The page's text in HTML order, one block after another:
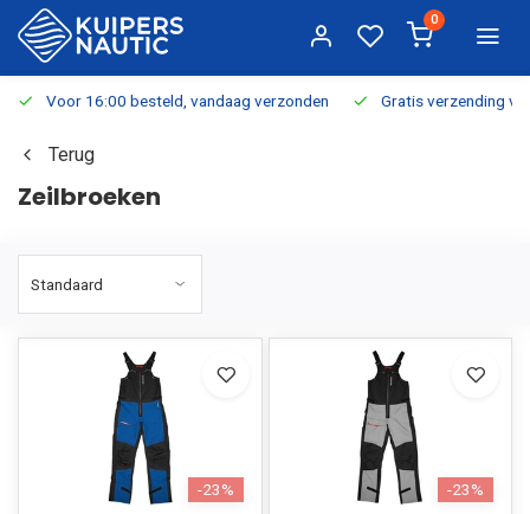
0
Voor 16:00 besteld, vandaag verzonden Gratis verzending
Terug
Zeilbroeken
-23% -23%